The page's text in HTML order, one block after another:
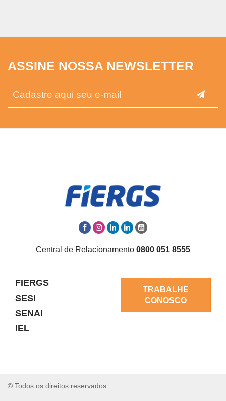
ASSINE NOSSA NEWSLETTER
Central de Relacionamento 0800 051 8555
FIERGS
SESI
SENAI
IEL
TRABALHE
CONOSCO
© Todos os direitos reservados.